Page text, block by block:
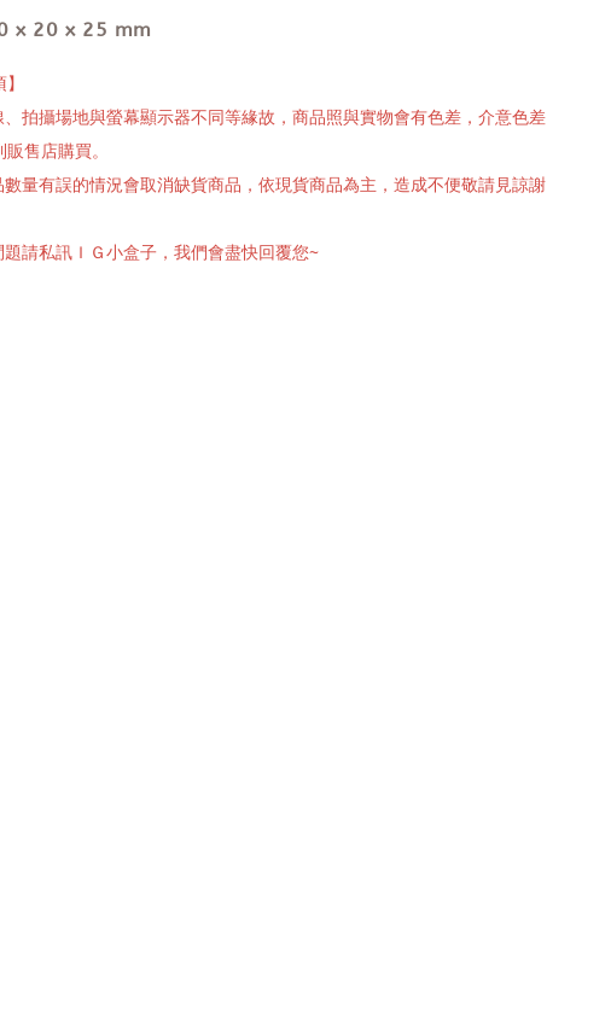
x 20 x 25 mm
、拍攝場地與螢幕顯示器不同等緣故，商品照與實物會有色差，介意色差
售店購買。
量有誤的情況會取消缺貨商品，依現貨商品為主，造成不便敬請見諒謝
請私訊ＩＧ小盒子，我們會盡快回覆您~